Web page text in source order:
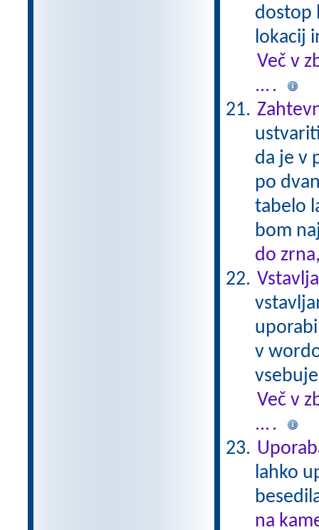
dostop
lokacij
Več v
....
da je v
po
tabelo
bom
do
v
Več v
....
lahko
na